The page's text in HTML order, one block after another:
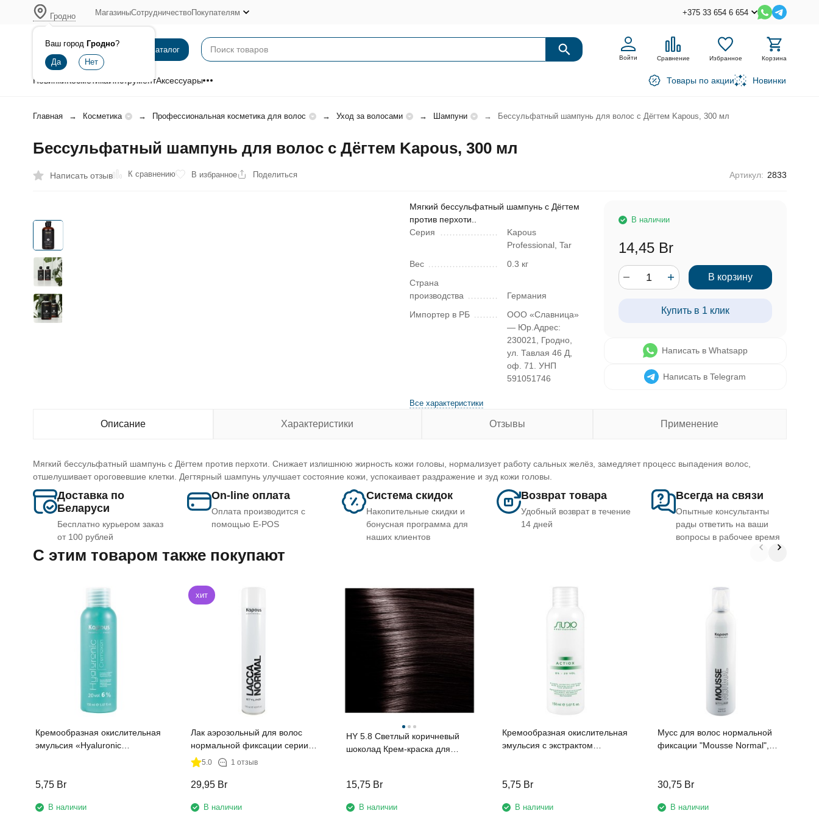
Гродно
Ваш город Гродно?
МагазиныСотрудничествоПокупателям +375 33 654 6 654
Каталог
Войти Сравнение Избранное Корзина
НовинкиКосметикаИнструментАксессуары Товары по акции Новинки
Главная Косметика Профессиональная косметика для волос Уход за волосами Шампуни Беcсульфатный шампунь для волос с Дёгтем Kapous, 300 мл
Беcсульфатный шампунь для волос с Дёгтем Kapous, 300 мл
Написать отзыв К сравнению В избранное Поделиться Артикул: 2833
Мягкий бессульфатный шампунь с Дёгтем
против перхоти..
Серия
Kapous
Professional, Tar
Вес
0.3 кг
Страна
производства
Германия
Импортер в РБ
ООО «Славница»
— Юр.Адрес:
230021, Гродно,
ул. Тавлая 46 Д,
оф. 71. УНП
591051746
Все характеристики
В наличии
14,45 Br
В корзину
Купить в 1 клик
Написать в Whatsapp
Написать в Telegram
Описание Характеристики Отзывы Применение
Мягкий бессульфатный шампунь с Дёгтем против перхоти. Снижает излишнюю жирность кожи головы, нормализует работу сальных желёз, замедляет процесс выпадения волос,
отшелушивает ороговевшие клетки. Дегтярный шампунь улучшает состояние кожи, успокаивает раздражение и зуд кожи головы.
Доставка по
Беларуси
Бесплатно курьером заказ
от 100 рублей
On-line оплата
Оплата производится с
помощью E-POS
Система скидок
Накопительные скидки и
бонусная программа для
наших клиентов
Возврат товара
Удобный возврат в течение
14 дней
Всегда на связи
Опытные консультанты
рады ответить на ваши
вопросы в рабочее время
C этим товаром также покупают
Кремообразная окислительная
эмульсия «Hyaluronic
5,75 Br
В наличии
хит
Лак аэрозольный для волос
нормальной фиксации серии
"Styling" Kapous, 500 мл
5.0 1 отзыв
29,95 Br
В наличии
HY 5.8 Светлый коричневый
шоколад Крем-краска для
acid”, 100мл
15,75 Br
В наличии
Кремообразная окислительная
эмульсия с экстрактом
мл
5,75 Br
В наличии
Мусс для волос нормальной
фиксации "Mousse Normal",
30,75 Br
В наличии